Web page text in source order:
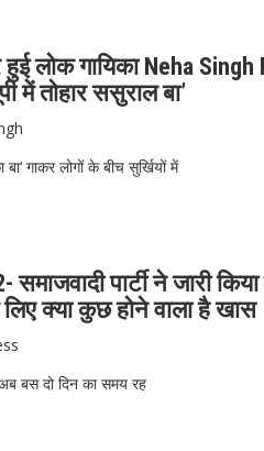
हुई लोक गायिका Neha
में तोहार ससुराल बा’
गाकर लोगों के बीच सुर्खियों में
पार्टी ने जारी
क्या कुछ होने वाला है खास
बस दो दिन का समय रह